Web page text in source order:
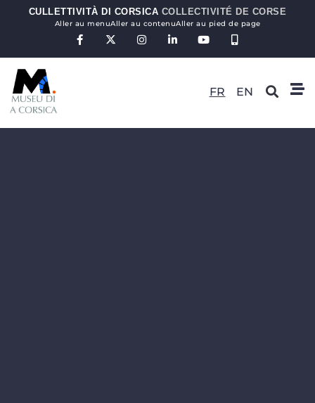
CULLETTIVITÀ DI CORSICA COLLECTIVITÉ DE CORSE
Aller au menuAller au contenuAller au pied de page
FR EN